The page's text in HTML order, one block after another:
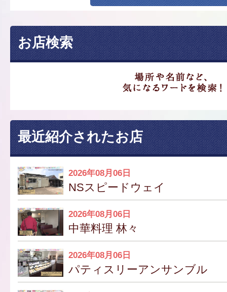
お店検索
最近紹介されたお店
2026年08月06日
NSスピードウェイ
2026年08月06日
中華料理 林々
2026年08月06日
パティスリーアンサンブル